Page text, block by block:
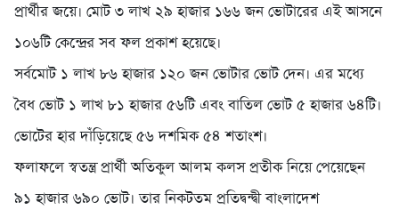
প্রার্থীর জয়ে। মোট ৩ লাখ ২৯ হাজার ১৬৬ জন ভোটারের এই আসনে
১০৬টি কেন্দ্রের সব ফল প্রকাশ হয়েছে।
সর্বমোট ১ লাখ ৮৬ হাজার ১২০ জন ভোটার ভোট দেন। এর মধ্যে
বৈধ ভোট ১ লাখ ৮১ হাজার ৫৬টি এবং বাতিল ভোট ৫ হাজার ৬৪টি।
ভোটের হার দাঁড়িয়েছে ৫৬ দশমিক ৫৪ শতাংশ।
ফলাফলে স্বতন্ত্র প্রার্থী অতিকুল আলম কলস প্রতীক নিয়ে পেয়েছেন
৯১ হাজার ৬৯০ ভোট। তার নিকটতম প্রতিদ্বন্দ্বী বাংলাদেশ